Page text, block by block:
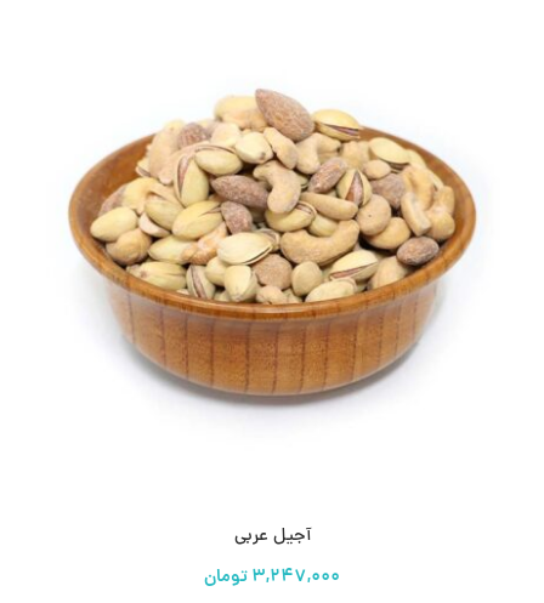
آجیل عربی